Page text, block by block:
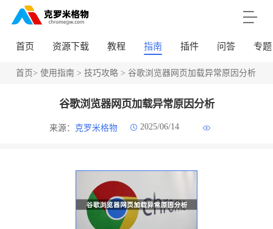
首页 资源下载 教程 指南 插件 问答 专题
首页> 使用指南 > 技巧攻略> 谷歌浏览器网页加载异常原因分析
谷歌浏览器网页加载异常原因分析
来源： 克罗米格物 2025/06/14